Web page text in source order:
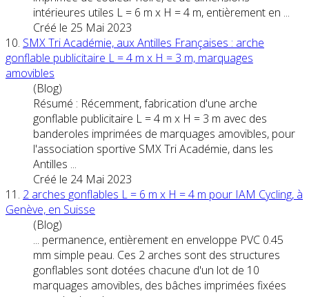
intérieures utiles L = 6 m x H = 4 m, entièrement en ...
Créé le 25 Mai 2023
10. SMX Tri Académie, aux Antilles Françaises : arche
gonflable publicitaire L = 4 m x H = 3 m, marquages
amovibles
(Blog)
Résumé : Récemment, fabrication d'une arche
gonflable publicitaire L = 4 m x H = 3 m avec des
banderoles imprimées de marquages amovibles, pour
l'association sportive SMX Tri Académie, dans les
Antilles ...
Créé le 24 Mai 2023
11. 2 arches gonflables L = 6 m x H = 4 m pour IAM Cycling, à
Genève, en Suisse
(Blog)
... permanence, entièrement en enveloppe PVC 0.45
mm simple peau. Ces 2 arches sont des structures
gonflables sont dotées chacune d'un lot de 10
marquages amovibles, des bâches imprimées fixées